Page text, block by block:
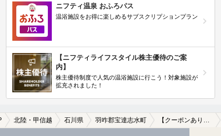
ニフティ温泉 おふろパス
温浴施設をお得に楽しめるサブスクリプションプラン
【ニフティライフスタイル株主優待のご案
内】
株主優待制度で人気の温浴施設に行こう！対象施設が
拡充されました！
北陸・甲信越 石川県 羽咋郡宝達志水町